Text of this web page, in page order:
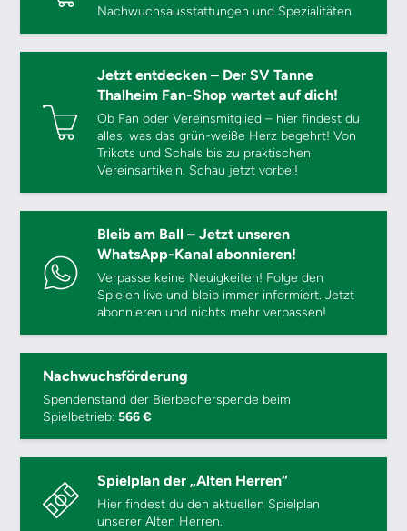
Nachwuchsausstattungen und Spezialitäten
Jetzt entdecken – Der SV Tanne
Thalheim Fan-Shop wartet auf dich!
Ob Fan oder Vereinsmitglied – hier findest du
alles, was das grün-weiße Herz begehrt! Von
Trikots und Schals bis zu praktischen
Vereinsartikeln. Schau jetzt vorbei!
Bleib am Ball – Jetzt unseren
WhatsApp-Kanal abonnieren!
Verpasse keine Neuigkeiten! Folge den
Spielen live und bleib immer informiert. Jetzt
abonnieren und nichts mehr verpassen!
Nachwuchsförderung
Spendenstand der Bierbecherspende beim
Spielbetrieb:566 €
Spielplan der „Alten Herren“
Hier findest du den aktuellen Spielplan
unserer Alten Herren.